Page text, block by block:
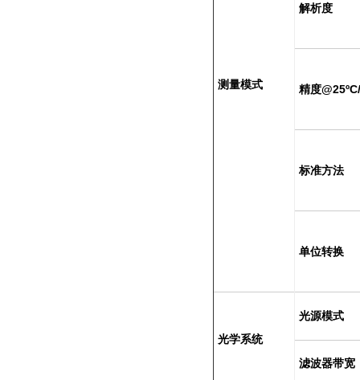
测量模式
解析度
精度
标准方法
单位转换
光学系统
光源模式
滤波器带宽